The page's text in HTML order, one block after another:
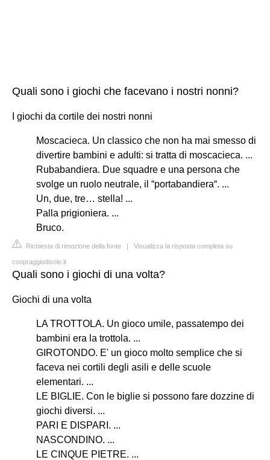
Quali sono i giochi che facevano i nostri nonni?
I giochi da cortile dei nostri nonni
Moscacieca. Un classico che non ha mai smesso di
divertire bambini e adulti: si tratta di moscacieca. ...
Rubabandiera. Due squadre e una persona che
svolge un ruolo neutrale, il “portabandiera“. ...
Un, due, tre… stella! ...
Palla prigioniera. ...
Bruco.
Richiesta di rimozione della fonte | Visualizza la risposta completa su
coopraggiodisole.it
Quali sono i giochi di una volta?
Giochi di una volta
LA TROTTOLA. Un gioco umile, passatempo dei
bambini era la trottola. ...
GIROTONDO. E' un gioco molto semplice che si
faceva nei cortili degli asili e delle scuole
elementari. ...
LE BIGLIE. Con le biglie si possono fare dozzine di
giochi diversi. ...
PARI E DISPARI. ...
NASCONDINO. ...
LE CINQUE PIETRE. ...